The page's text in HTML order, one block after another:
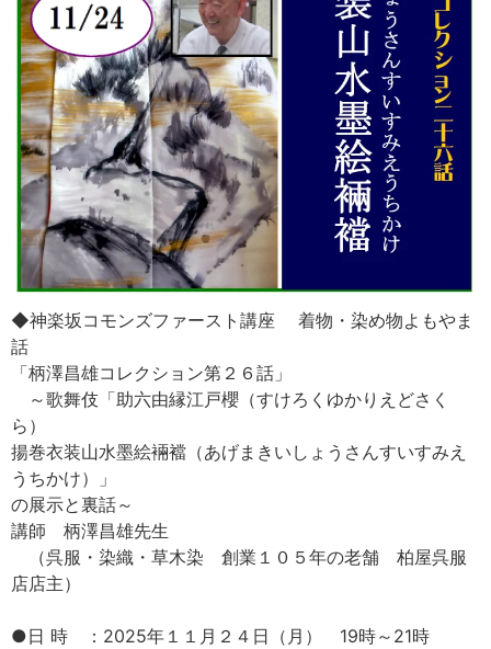
◆神楽坂コモンズファースト講座 着物・染め物よもやま
話
「柄澤昌雄コレクション第２６話」
～歌舞伎「助六由縁江戸櫻（すけろくゆかりえどさく
ら）
揚巻衣装山水墨絵裲襠（あげまきいしょうさんすいすみえ
うちかけ）」
の展示と裏話～
講師 柄澤昌雄先生
（呉服・染織・草木染 創業１０５年の老舗 柏屋呉服
店店主）
●日 時 ：2025年１１月２４日（月） 19時～21時